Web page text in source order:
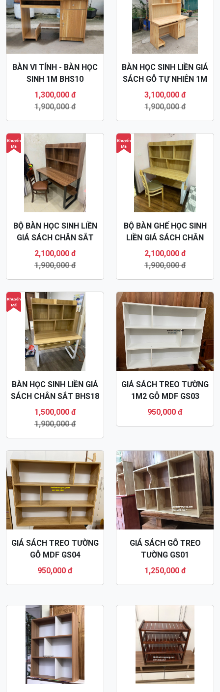
BÀN VI TÍNH - BÀN HỌC
SINH 1M BHS10
1,300,000 đ
1,900,000 đ
BÀN HỌC SINH LIỀN GIÁ
SÁCH GỖ TỰ NHIÊN 1M
BHS13
3,100,000 đ
1,900,000 đ
Khuyến
Mãi
BỘ BÀN HỌC SINH LIỀN
GIÁ SÁCH CHÂN SẮT
BHS16
2,100,000 đ
1,900,000 đ
Khuyến
Mãi
BỘ BÀN GHẾ HỌC SINH
LIỀN GIÁ SÁCH CHÂN
SẮT BHS17
2,100,000 đ
1,900,000 đ
Khuyến
Mãi
BÀN HỌC SINH LIỀN GIÁ
SÁCH CHÂN SẮT BHS18
1,500,000 đ
1,900,000 đ
GIÁ SÁCH TREO TƯỜNG
1M2 GỖ MDF GS03
950,000 đ
GIÁ SÁCH TREO TƯỜNG
GỖ MDF GS04
950,000 đ
GIÁ SÁCH GỖ TREO
TƯỜNG GS01
1,250,000 đ